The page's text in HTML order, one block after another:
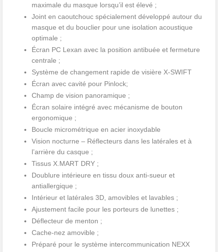
maximale du masque lorsqu’il est élevé ;
Joint en caoutchouc spécialement développé autour du
masque et du bouclier pour une isolation acoustique
optimale ;
Écran PC Lexan avec la position antibuée et fermeture
centrale ;
Système de changement rapide de visière X-SWIFT
Écran avec cavité pour Pinlock;
Champ de vision panoramique ;
Écran solaire intégré avec mécanisme de bouton
ergonomique ;
Boucle micrométrique en acier inoxydable
Vision nocturne – Réflecteurs dans les latérales et à
l’arrière du casque ;
Tissus X.MART DRY ;
Doublure intérieure en tissu doux anti-sueur et
antiallergique ;
Intérieur et latérales 3D, amovibles et lavables ;
Ajustement facile pour les porteurs de lunettes ;
Déflecteur de menton ;
Cache-nez amovible ;
Préparé pour le système intercommunication NEXX